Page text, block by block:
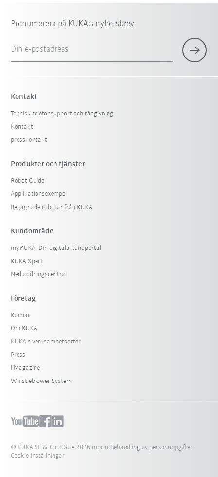
Prenumerera på KUKA:s nyhetsbrev
Din e-postadress
Kontakt
Teknisk telefonsupport och rådgivning
Kontakt
presskontakt
Produkter och tjänster
Robot Guide
Applikationsexempel
Begagnade robotar från KUKA
Kundområde
my.KUKA: Din digitala kundportal
KUKA Xpert
Nedladdningscentral
Företag
Karriär
Om KUKA
KUKA:s verksamhetsorter
Press
iiMagazine
Whistleblower System
© KUKA SE & Co. KGaA 2026ImprintBehandling av personuppgifter
Cookie-inställningar